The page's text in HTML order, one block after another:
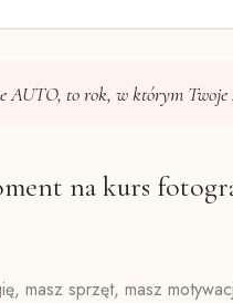
to rok, w którym Twoje
na kurs
masz sprzęt, masz